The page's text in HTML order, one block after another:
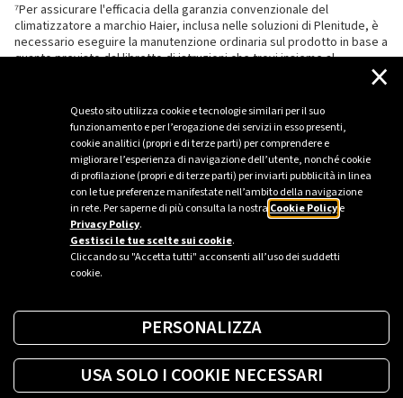
Questo sito utilizza cookie e tecnologie similari per il suo
funzionamento e per l’erogazione dei servizi in esso presenti,
cookie analitici (propri e di terze parti) per comprendere e
migliorare l’esperienza di navigazione dell’utente, nonché cookie
di profilazione (propri e di terze parti) per inviarti pubblicità in linea
con le tue preferenze manifestate nell’ambito della navigazione
in rete. Per saperne di più consulta la nostra Cookie Policye
Privacy Policy.
Gestisci le tue scelte sui cookie.
Cliccando su "Accetta tutti" acconsenti all’uso dei suddetti
cookie.
×
PERSONALIZZA
USA SOLO I COOKIE NECESSARI
⁷Per assicurare l'efficacia della garanzia convenzionale del
climatizzatore a marchio Haier, inclusa nelle soluzioni di Plenitude, è
necessario eseguire la manutenzione ordinaria sul prodotto in base a
quanto previsto dal libretto di istruzioni che trovi insieme al